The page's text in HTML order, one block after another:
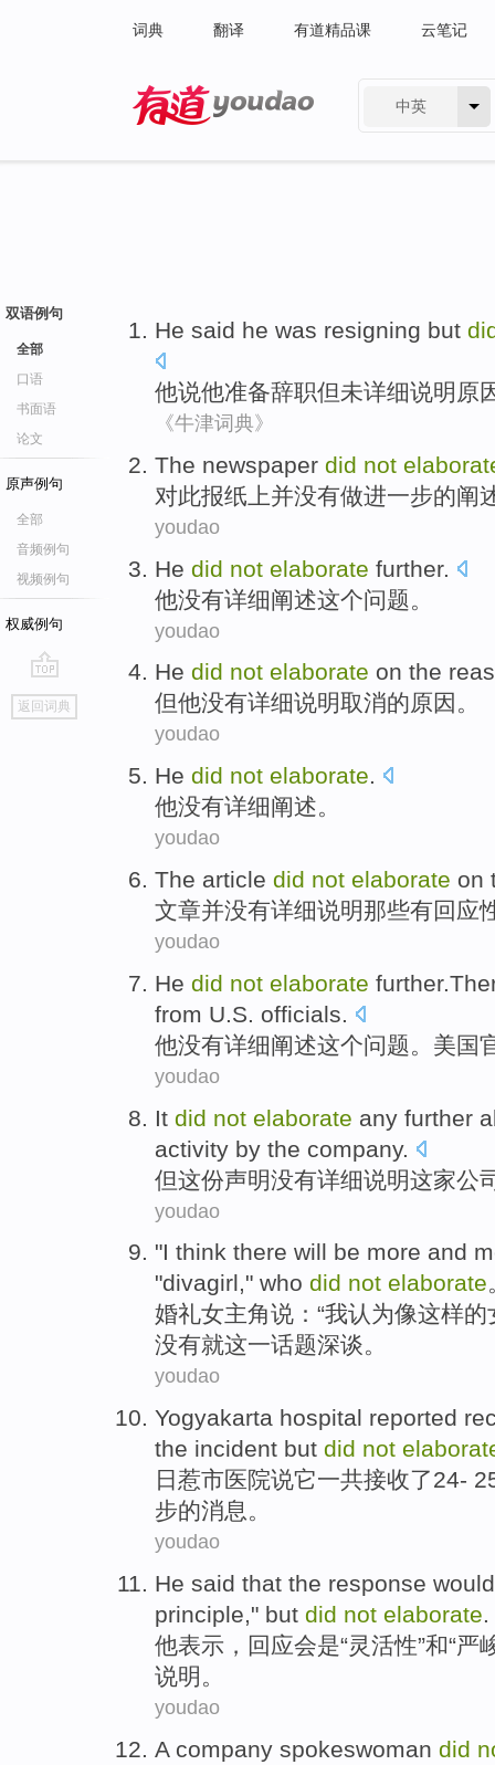
词典 翻译 有道精品课 云笔记
中英
双语例句
全部
口语
书面语
论文
原声例句
全部
音频例句
视频例句
权威例句
go
top
返回词典
He said he was resigning but
他说他准备辞职但未详细说明原
《牛津词典》
The newspaper did not
对此报纸上并没有做进一步的阐
youdao
He did not elaborate further.
他没有详细阐述这个问题。
youdao
He did not elaborate on the
但他没有详细说明取消的原因。
youdao
He did not elaborate.
他没有详细阐述。
youdao
The article did not elaborate on
文章并没有详细说明那些有回应
youdao
He did not elaborate
from U.S. officials.
他没有详细阐述这个问题。 美国
youdao
It did not elaborate any further
activity by the company.
但这份声明没有详细说明这家公
youdao
"I think there will be more and
"divagirl," who did not elaborate
婚礼女主角说：“我认为像这样的
没有就这一话题深谈。
youdao
Yogyakarta hospital reported
the incident but did not
日惹市医院说它一共接收了24-
步的消息。
youdao
He said that the response would
principle," but did not elaborate.
他表示 ， 回应会是“灵活性”和“严
说明 。
youdao
A company spokeswoman did